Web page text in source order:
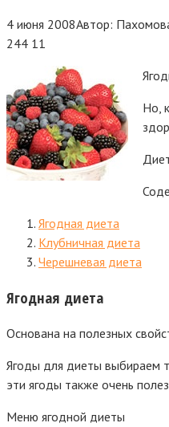
4 июня 2008Автор:
244 11
Но,
Ягодная диета
Клубничная диета
Черешневая диета
Ягодная диета
Основана на полезных
Ягоды для диеты выбираем
эти ягоды также очень
Меню ягодной диеты